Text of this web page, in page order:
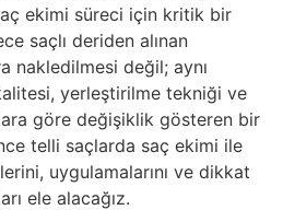
ekimi süreci için kritik bir
saçlı deriden alınan
nakledilmesi değil; aynı
yerleştirilme tekniği ve
göre değişiklik gösteren bir
telli saçlarda saç ekimi ile
uygulamalarını ve dikkat
ele alacağız.